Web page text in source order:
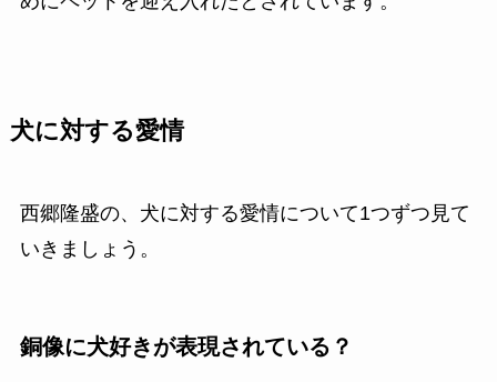
犬に対する愛情
西郷隆盛の、犬に対する愛情について1つずつ見て
いきましょう。
銅像に犬好きが表現されている？